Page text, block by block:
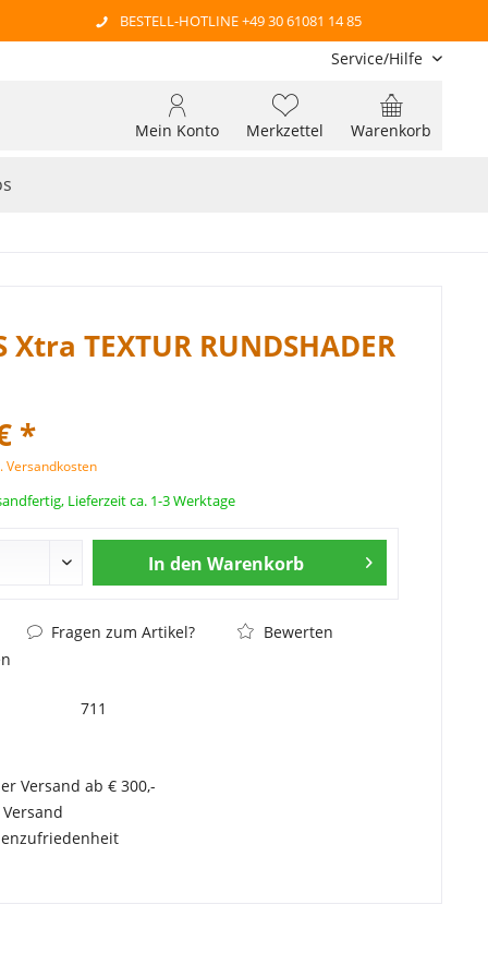
BESTELL-HOTLINE +49 30 61081 14 85
Service/Hilfe
Warenkorb
Merkzettel
Mein Konto
Xtra TEXTUR RUNDSHADER
*
Versandkosten
Lieferzeit ca. 1-3 Werktage
In den Warenkorb
Fragen zum Artikel?
Bewerten
711
Versand ab € 300,-